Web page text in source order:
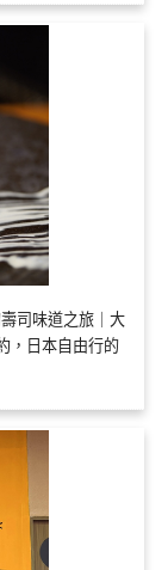
司味道之旅｜大
，日本自由行的